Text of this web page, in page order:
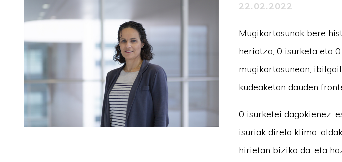
22.02.2022
Mugikortasunak bere
heriotza, 0 isurketa eta
mugikortasunean,
kudeaketan dauden
0 isurketei dagokienez,
isuriak direla klima-
hirietan biziko da, eta